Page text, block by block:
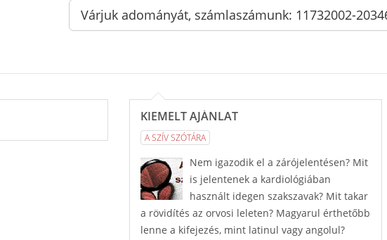
Várjuk adományát, számlaszámunk: 11732002-
KIEMELT AJÁNLAT
A SZÍV SZÓTÁRA
Nem igazodik el a zárójelentésen? Mit
is jelentenek a kardiológiában
használt idegen szakszavak? Mit takar
a rövidítés az orvosi leleten? Magyarul érthetőbb
lenne a kifejezés, mint latinul vagy angolul?